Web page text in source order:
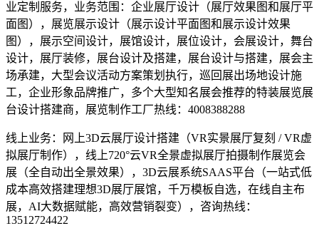
业定制服务，业务范围：企业展厅设计（展厅效果图和展厅平
面图），展览展示设计（展示设计平面图和展示设计效果
图），展示空间设计，展馆设计，展位设计，会展设计，舞台
设计，展厅装修，展台设计及搭建，展台设计与搭建，展会主
场承建，大型会议活动方案策划执行，巡回展出场地设计施
工，企业形象品牌推广，多个大型知名展会推荐的特装展览展
台设计搭建商，展览制作工厂热线：4008388288
线上业务：网上3D云展厅设计搭建（VR实景展厅复刻 / VR虚
拟展厅制作），线上720°云VR全景虚拟展厅拍摄制作展览会
展（全自动出全景效果），3D云展系统SAAS平台（一站式低
成本高效搭建理想3D展厅展馆，千万模板自选，在线自主布
展，AI大数据赋能，高效营销裂变），咨询热线：
13512724422